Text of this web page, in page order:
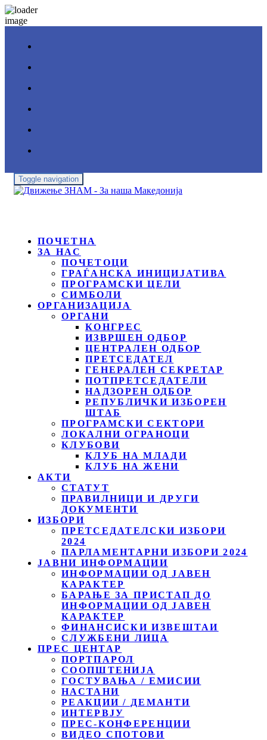
Toggle navigation
ПОЧЕТНА
ЗА НАС
ПОЧЕТОЦИ
ГРАЃАНСКА ИНИЦИЈАТИВА
ПРОГРАМСКИ ЦЕЛИ
СИМБОЛИ
ОРГАНИЗАЦИЈА
ОРГАНИ
КОНГРЕС
ИЗВРШЕН ОДБОР
ЦЕНТРАЛЕН ОДБОР
ПРЕТСЕДАТЕЛ
ГЕНЕРАЛЕН СЕКРЕТАР
ПОТПРЕТСЕДАТЕЛИ
НАДЗОРЕН ОДБОР
РЕПУБЛИЧКИ ИЗБОРЕН
ШТАБ
ПРОГРАМСКИ СЕКТОРИ
ЛОКАЛНИ ОГРАНОЦИ
КЛУБОВИ
КЛУБ НА МЛАДИ
КЛУБ НА ЖЕНИ
АКТИ
СТАТУТ
ПРАВИЛНИЦИ И ДРУГИ
ДОКУМЕНТИ
ИЗБОРИ
ПРЕТСЕДАТЕЛСКИ ИЗБОРИ
2024
ПАРЛАМЕНТАРНИ ИЗБОРИ 2024
ЈАВНИ ИНФОРМАЦИИ
ИНФОРМАЦИИ ОД ЈАВЕН
КАРАКТЕР
БАРАЊЕ ЗА ПРИСТАП ДО
ИНФОРМАЦИИ ОД ЈАВЕН
КАРАКТЕР
ФИНАНСИСКИ ИЗВЕШТАИ
СЛУЖБЕНИ ЛИЦА
ПРЕС ЦЕНТАР
ПОРТПАРОЛ
СООПШТЕНИЈА
ГОСТУВАЊА / ЕМИСИИ
НАСТАНИ
РЕАКЦИИ / ДЕМАНТИ
ИНТЕРВЈУ
ПРЕС-КОНФЕРЕНЦИИ
ВИДЕО СПОТОВИ